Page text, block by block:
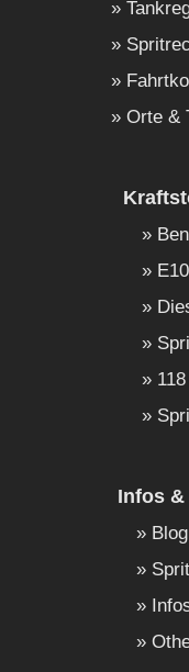
Orte &
Infos &